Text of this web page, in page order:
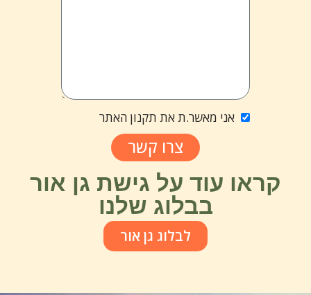
אני מאשר.ת את תקנון האתר
צרו קשר
קראו עוד על גישת גן אור
בבלוג שלנו
לבלוג גן אור